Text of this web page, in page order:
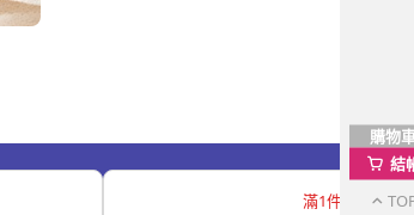
滿1件折6000
購物
結